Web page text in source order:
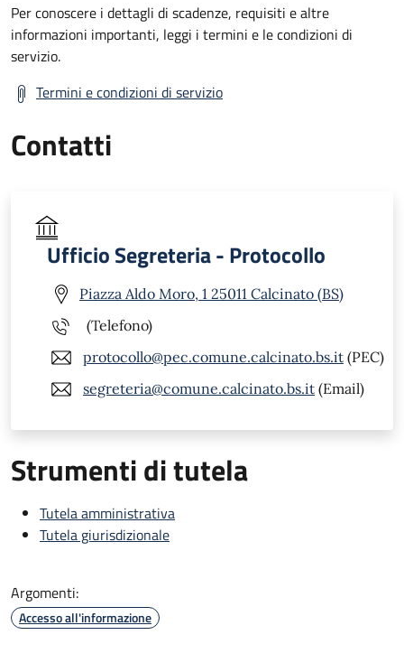
Per conoscere i dettagli di scadenze, requisiti e altre
informazioni importanti, leggi i termini e le condizioni di
servizio.
Termini e condizioni di servizio
Contatti
Ufficio Segreteria - Protocollo
Piazza Aldo Moro, 1 25011 Calcinato (BS)
(Telefono)
protocollo@pec.comune.calcinato.bs.it (PEC)
segreteria@comune.calcinato.bs.it (Email)
Strumenti di tutela
Tutela amministrativa
Tutela giurisdizionale
Argomenti:
Accesso all'informazione